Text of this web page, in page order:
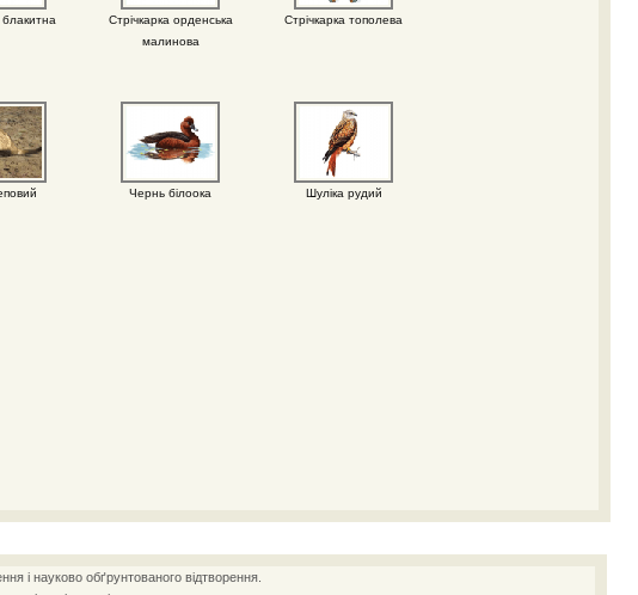
блакитна
Стрічкарка орденська
малинова
Стрічкарка тополева
Чернь білоока Шуліка рудий
і науково обґрунтованого відтворення.